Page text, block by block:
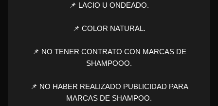
📌 LACIO U ONDEADO.
📌 COLOR NATURAL.
📌 NO TENER CONTRATO CON MARCAS DE
SHAMPOOO.
📌 NO HABER REALIZADO PUBLICIDAD PARA
MARCAS DE SHAMPOO.